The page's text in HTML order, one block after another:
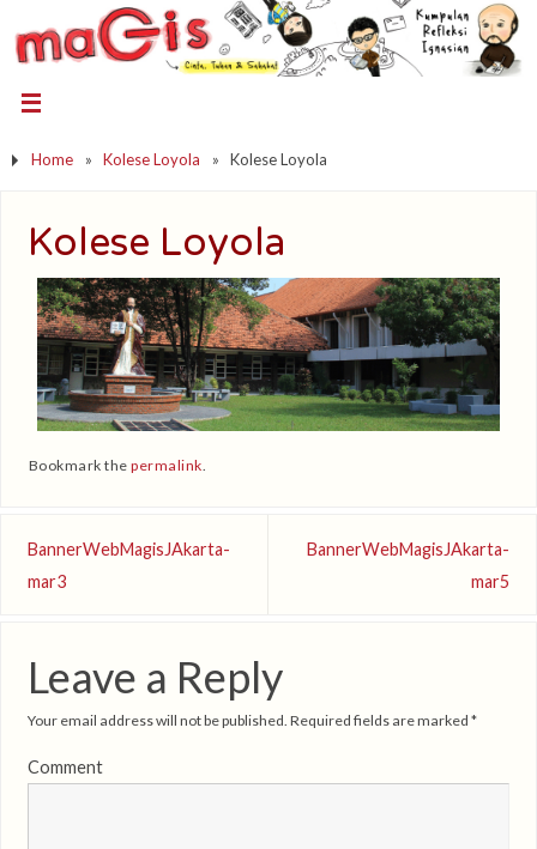
Home » Kolese Loyola » Kolese Loyola
Kolese Loyola
Bookmark thepermalink
BannerWebMagisJAkarta-
mar3
BannerWebMagisJAkarta-
mar5
Leave a Reply
Your email address will not be published. Required fields are marked *
Comment